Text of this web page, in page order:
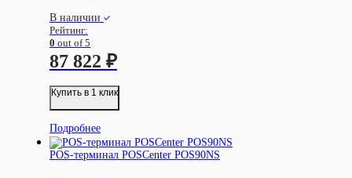
В наличии
Рейтинг:
0 out of 5
87 822 ₽
Купить в 1 клик
Подробнее
POS-терминал POSCenter POS90NS